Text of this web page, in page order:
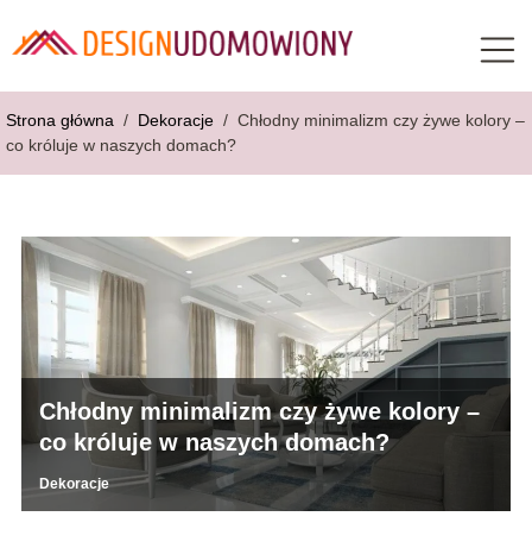
Strona główna / Dekoracje / Chłodny minimalizm czy żywe kolory –
co króluje w naszych domach?
Chłodny minimalizm czy żywe kolory –
co króluje w naszych domach?
Dekoracje